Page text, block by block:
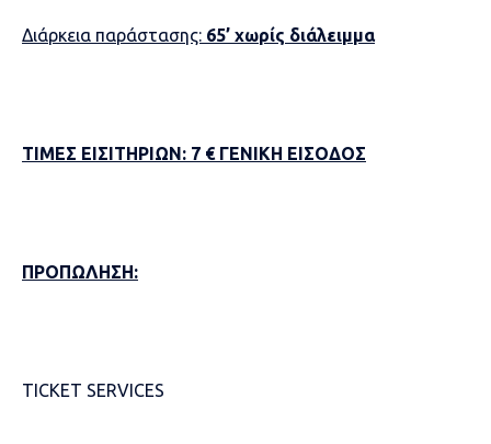
Διάρκεια παράστασης: 65’ χωρίς διάλειμμα
ΤΙΜΕΣ ΕΙΣΙΤΗΡΙΩΝ: 7 € ΓΕΝΙΚΗ ΕΙΣΟΔΟΣ
ΠΡΟΠΩΛΗΣΗ:
TICKET SERVICES